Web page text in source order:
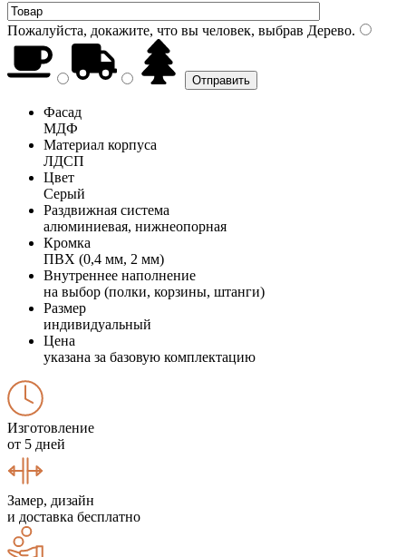
Пожалуйста, докажите, что вы человек, выбрав Дерево.
Фасад
МДФ
Материал корпуса
ЛДСП
Цвет
Серый
Раздвижная система
алюминиевая, нижнеопорная
Кромка
ПВХ (0,4 мм, 2 мм)
Внутреннее наполнение
на выбор (полки, корзины, штанги)
Размер
индивидуальный
Цена
указана за базовую комплектацию
Изготовление
от 5 дней
Замер, дизайн
и доставка бесплатно